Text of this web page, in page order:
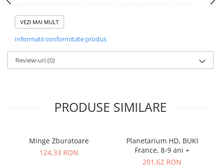
noțiuni despre timp și anotimpuri.
Recomandat pentru preșcolari și școlari mici, calendarul poate fi
de grup sau individuale.
Specificații
Dimensiune produs: 42 x 45 x 2 cm
Culorile pot varia față de imaginea de prezentare
Produsul conține magneți și piese mici, nerecomandat copiilor
VEZI MAI MULT
Informatii conformitate produs
Review-uri(0)
PRODUSE SIMILARE
Minge Zburatoare
124,33 RON
Planetarium HD, BUKI
France, 8-9 ani +
201,62 RON